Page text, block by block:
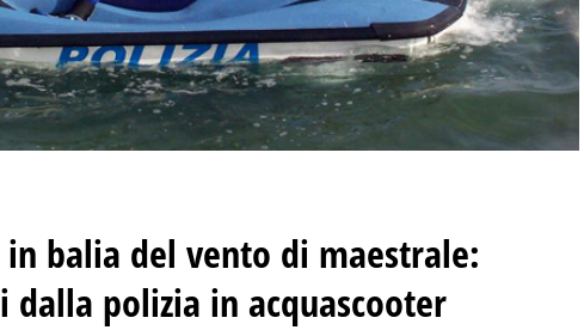
balia del vento di maestrale:
dalla polizia in acquascooter